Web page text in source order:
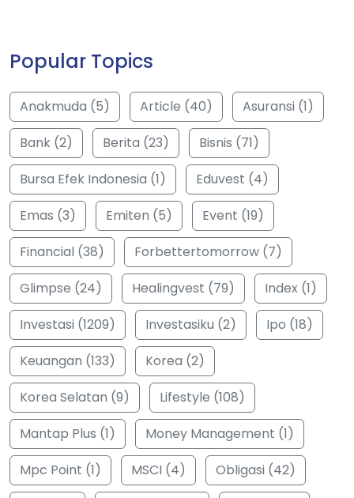
Popular Topics
Anakmuda (5) Article (40)
Asuransi (1)
Bank (2)
Berita (23)
Bisnis (71)
Bursa Efek Indonesia (1)
Eduvest (4)
Emas (3)
Emiten (5)
Event (19)
Financial (38)
Forbettertomorrow (7)
Glimpse (24)
Healingvest (79)
Index (1)
Investasi (1209)
Investasiku (2)
Ipo (18)
Keuangan (133)
Korea (2)
Korea Selatan (9)
Lifestyle (108)
Mantap Plus (1)
Money Management (1)
Mpc Point (1)
MSCI (4)
Obligasi (42)